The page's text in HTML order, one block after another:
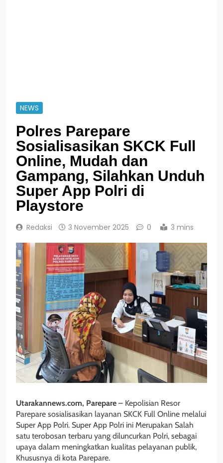
NEWS
Polres Parepare
Sosialisasikan SKCK Full
Online, Mudah dan
Gampang, Silahkan Unduh
Super App Polri di
Playstore
Redaksi 3 November 2025 0 3 mins
Utarakannews.com, Parepare – Kepolisian Resor
Parepare sosialisasikan layanan SKCK Full Online melalui
Super App Polri. Super App Polri ini Merupakan Salah
satu terobosan terbaru yang diluncurkan Polri, sebagai
upaya dalam meningkatkan kualitas pelayanan publik,
Khususnya di kota Parepare.